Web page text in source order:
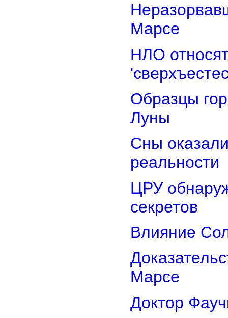
Марсе
НЛО
Образцы
Луны
Сны
реальности
ЦРУ
секретов
Влияние
Марсе
Доктор